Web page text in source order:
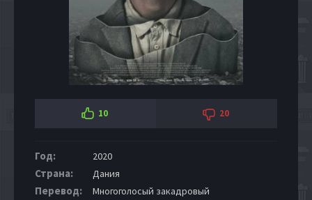
10 20
Год: 2020
Страна: Дания
Перевод: Многоголосый закадровый